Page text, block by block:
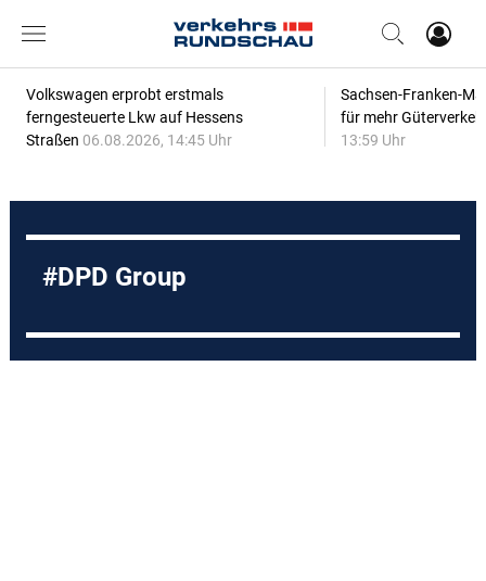
Volkswagen erprobt erstmals
ferngesteuerte Lkw auf Hessens
Straßen 06.08.2026, 14:45 Uhr
Sachsen-Franken-
für mehr
13:59 Uhr
DPD Group